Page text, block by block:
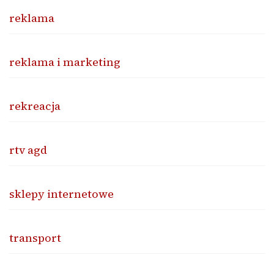
reklama
reklama i marketing
rekreacja
rtv agd
sklepy internetowe
transport